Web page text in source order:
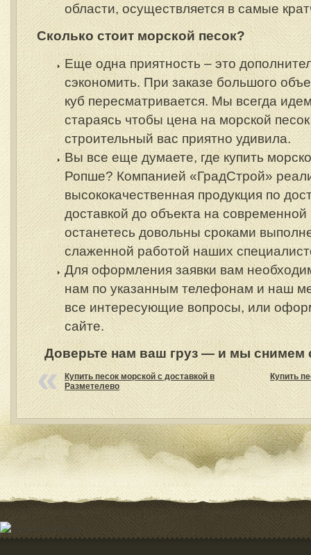
области, осуществляется в самые
Сколько стоит морской песок?
Еще одна приятность – это
сэкономить. При заказе большого
куб пересматривается. Мы всегда
стараясь чтобы цена на морской
строительный вас приятно удивила.
Вы все еще думаете, где купить
Ропше? Компанией «ГрадСтрой»
высококачественная продукция по
доставкой до объекта на
останетесь довольны сроками
слаженной работой наших
Для оформления заявки вам
нам по указанным телефонам и наш
все интересующие вопросы, или
сайте.
Доверьте нам ваш груз — и мы снимем
Купить песок морской с доставкой в
Разметелево
Купить